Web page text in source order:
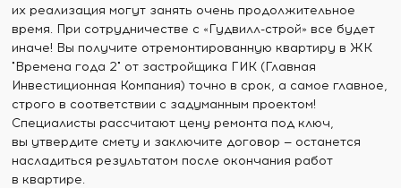
их реализация могут занять очень продолжительное
время. При сотрудничестве с «Гудвилл-строй» все будет
иначе! Вы получите отремонтированную квартиру в ЖК
"Времена года 2" от застройщика ГИК (Главная
Инвестиционная Компания) точно в срок, а самое главное,
строго в соответствии с задуманным проектом!
Специалисты рассчитают цену ремонта под ключ,
вы утвердите смету и заключите договор — останется
насладиться результатом после окончания работ
в квартире.